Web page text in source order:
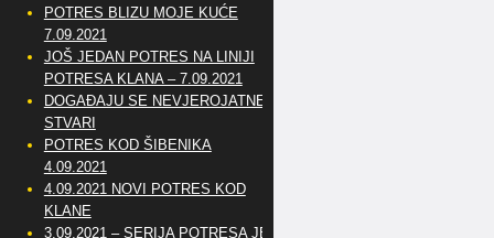
POTRES BLIZU MOJE KUĆE
7.09.2021
JOŠ JEDAN POTRES NA LINIJI
POTRESA KLANA – 7.09.2021
DOGAĐAJU SE NEVJEROJATNE
STVARI
POTRES KOD ŠIBENIKA
4.09.2021
4.09.2021 NOVI POTRES KOD
KLANE
3.09.2021 – SERIJA POTRESA JE